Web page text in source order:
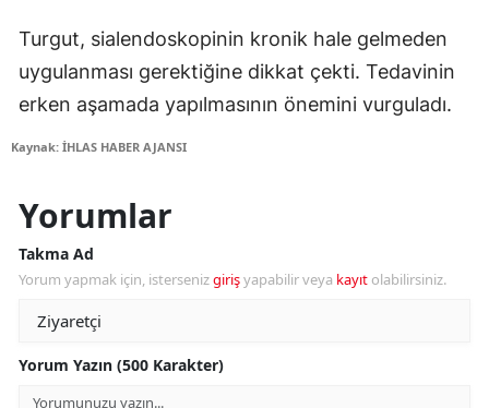
Turgut, sialendoskopinin kronik hale gelmeden
uygulanması gerektiğine dikkat çekti. Tedavinin
erken aşamada yapılmasının önemini vurguladı.
Kaynak: İHLAS HABER AJANSI
Yorumlar
Takma Ad
Yorum yapmak için, istersenizgirişyapabilir veya kayıt olabilirsiniz.
Yorum Yazın (500 Karakter)